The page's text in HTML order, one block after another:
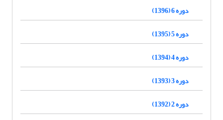
دوره 6 (1396)
دوره 5 (1395)
دوره 4 (1394)
دوره 3 (1393)
دوره 2 (1392)